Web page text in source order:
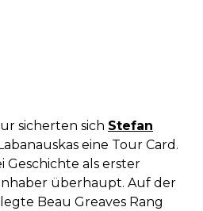
sicherten sich Stefan
eine Tour Card.
Geschichte als erster
überhaupt. Auf der
Beau Greaves Rang